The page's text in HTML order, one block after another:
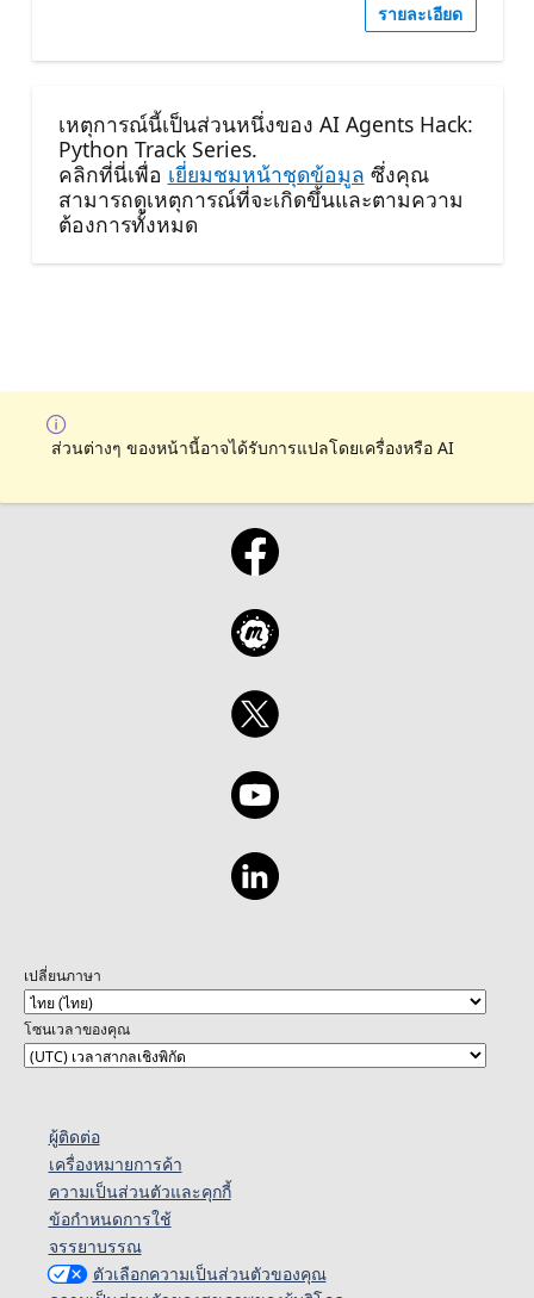
รายละเอียด
เหตุการณ์นี้เป็นส่วนหนึ่งของ AI Agents Hack:
Python Track Series.
คลิกที่นี่เพื่อ เยี่ยมชมหน้าชุดข้อมูล ซึ่งคุณ
สามารถดูเหตุการณ์ที่จะเกิดขึ้นและตามความ
ต้องการทั้งหมด
ส่วนต่างๆ ของหน้านี้อาจได้รับการแปลโดยเครื่องหรือ AI
เปลี่ยนภาษา
โซนเวลาของคุณ
ผู้ติดต่อ
เครื่องหมายการค้า
ความเป็นส่วนตัวและคุกกี้
ข้อกำหนดการใช้
จรรยาบรรณ
ตัวเลือกความเป็นส่วนตัวของคุณ